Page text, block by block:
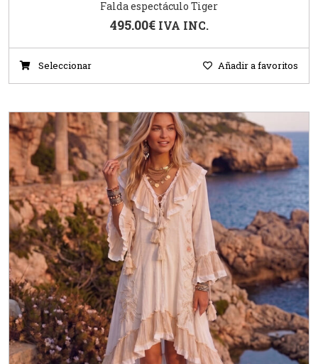
Falda espectáculo Tiger
495.00€ IVA INC.
Seleccionar Añadir a favoritos